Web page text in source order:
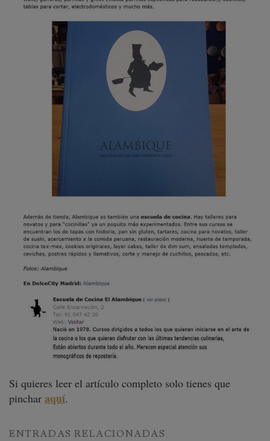
Si quieres leer el artículo completo solo tienes que
pinchar aquí.
ENTRADAS RELACIONADAS